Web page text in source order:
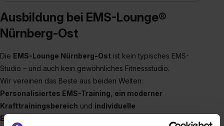
Ausbildung bei EMS-Lounge®
Nürnberg-Ost
Die EMS-Lounge Nürnberg-Ost ist kein typisches EMS-
Studio – und auch kein gewöhnliches Fitnessstudio.
Wir vereinen das Beste aus beiden Welten:
Personalisiertes EMS-Training ein moderner
Krafttrainingsbereich und individuelle
Ernährungscoachings